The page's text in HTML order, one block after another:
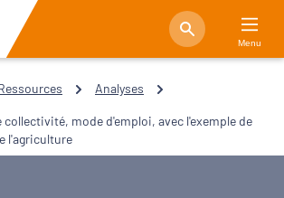
Menu
Analyses
collectivité, mode d'emploi, avec l'exemple de
l'agriculture